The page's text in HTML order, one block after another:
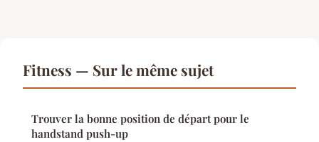
Fitness — Sur le même sujet
Trouver la bonne position de départ pour le
handstand push-up